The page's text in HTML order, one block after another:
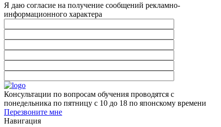
Я даю согласие на получение сообщений рекламно-
информационного характера
Консультации по вопросам обучения проводятся с
понедельника по пятницу с 10 до 18 по японскому времени
Перезвоните мне
Навигация